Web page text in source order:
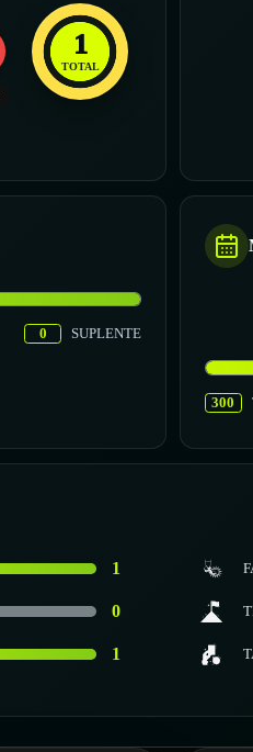
1
TOTAL
0 SUPLENTE
300
1
0
1